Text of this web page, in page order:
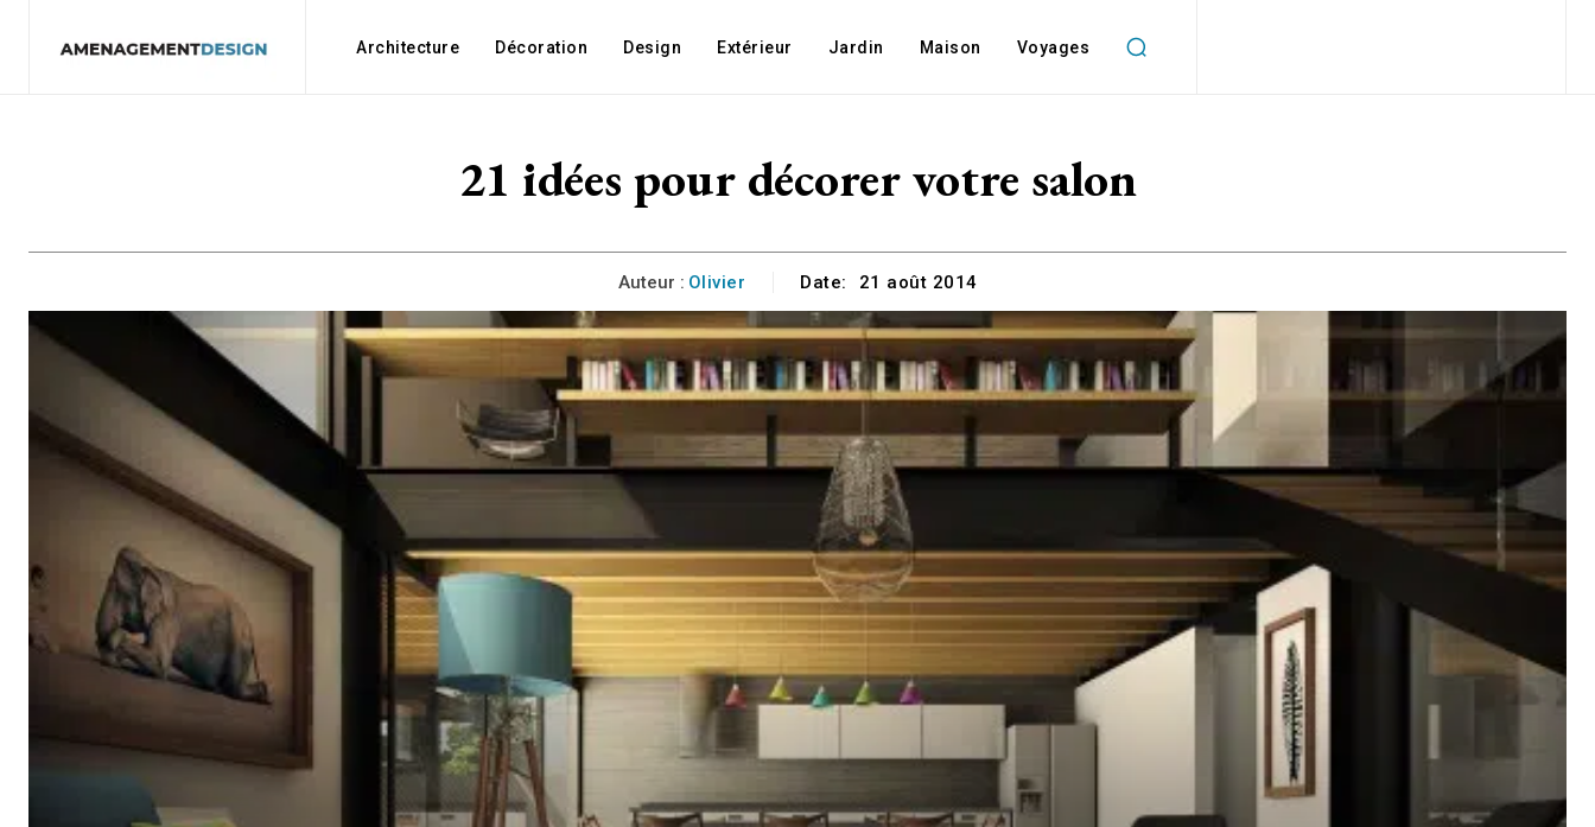
Architecture Décoration Design Extérieur Jardin Maison Voyages
21 idées pour décorer votre salon
Auteur : Olivier Date: 21 août 2014